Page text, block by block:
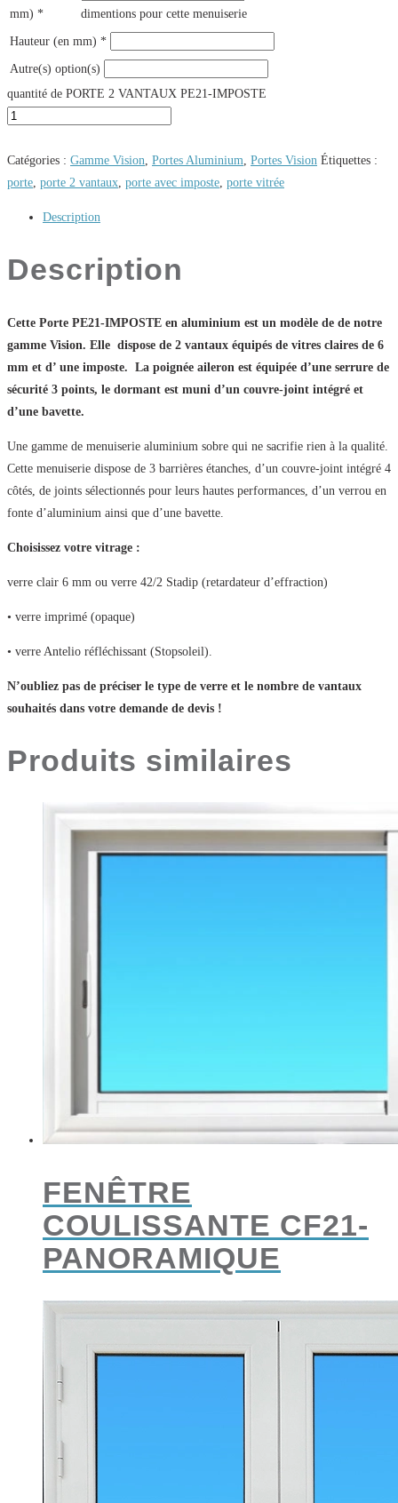
mm) * dimentions pour cette menuiserie
Hauteur (en mm) *
Autre(s) option(s)
quantité de PORTE 2 VANTAUX PE21-IMPOSTE
Catégories : Gamme Vision, Portes Aluminium, Portes Vision Étiquettes :
porte, porte 2 vantaux, porte avec imposte, porte vitrée
Description
Description
Cette Porte PE21-IMPOSTE en aluminium est un modèle de de notre
gamme Vision. Elle dispose de 2 vantaux équipés de vitres claires de 6
mm et d’ une imposte. La poignée aileron est équipée d’une serrure de
sécurité 3 points, le dormant est muni d’un couvre-joint intégré et
d’une bavette.
Une gamme de menuiserie aluminium sobre qui ne sacrifie rien à la qualité.
Cette menuiserie dispose de 3 barrières étanches, d’un couvre-joint intégré 4
côtés, de joints sélectionnés pour leurs hautes performances, d’un verrou en
fonte d’aluminium ainsi que d’une bavette.
Choisissez votre vitrage :
verre clair 6 mm ou verre 42/2 Stadip (retardateur d’effraction)
• verre imprimé (opaque)
• verre Antelio réfléchissant (Stopsoleil).
N’oubliez pas de préciser le type de verre et le nombre de vantaux
souhaités dans votre demande de devis !
Produits similaires
FENÊTRE
COULISSANTE CF21-
PANORAMIQUE